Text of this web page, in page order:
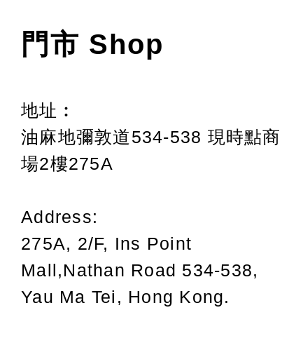
門市 Shop
地址︰
油麻地彌敦道534-538 現時點商
場2樓275A
Address:
275A, 2/F, Ins Point
Mall,Nathan Road 534-538,
Yau Ma Tei, Hong Kong.